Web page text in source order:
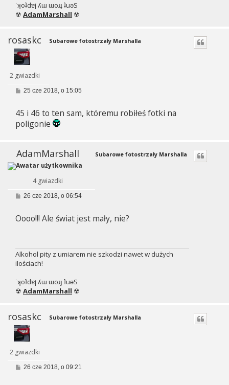
˙ʞoʇdɐן ʎɯ ɯoɹɟ ʇuǝS
☢ AdamMarshall ☢
rosaskc
2 gwiazdki
Subarowe fotostrzały Marshalla
P
t
25 cze 2018, o 15:05
45 i 46 to ten sam, któremu robiłeś fotki na
poligonie
AdamMarshall
4 gwiazdki
Subarowe fotostrzały Marshalla
P
t
26 cze 2018, o 06:54
Oooo!!! Ale świat jest mały, nie?
Alkohol pity z umiarem nie szkodzi nawet w dużych
ilościach!
˙ʞoʇdɐן ʎɯ ɯoɹɟ ʇuǝS
☢ AdamMarshall ☢
rosaskc
2 gwiazdki
Subarowe fotostrzały Marshalla
P26 cze 2018, o 09:21